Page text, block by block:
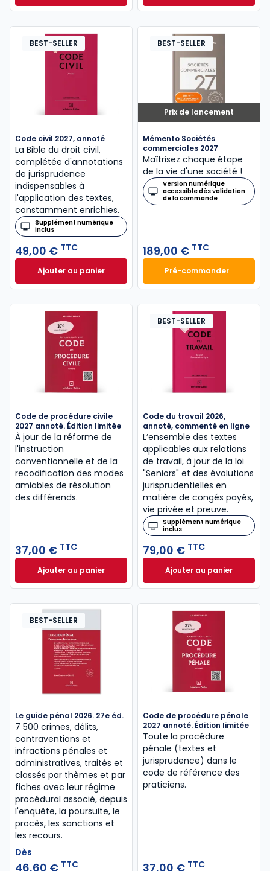
BEST-SELLER
Code civil 2027, annoté
La Bible du droit civil,
complétée d'annotations
de jurisprudence
indispensables à
l'application des textes,
constamment enrichies.
Supplément numérique
inclus
49,00 € TTC
Ajouter au panierCode civil 2027, annoté à 49,00 € TTC
Prix de lancement
BEST-SELLER
Mémento Sociétés
commerciales 2027
Maîtrisez chaque étape
de la vie d'une société !
Version numérique
accessible dès validation
de la commande
189,00 € TTC
Pré-commander
Mémento
Code de procédure civile
2027 annoté. Édition limitée
À jour de la réforme de
l'instruction
conventionnelle et de la
recodification des modes
amiables de résolution
des différends.
37,00 € TTC
Ajouter au panierCode de procédure civile 2027 annoté. Édition
BEST-SELLER
Code du travail 2026,
annoté, commenté en ligne
L’ensemble des textes
applicables aux relations
de travail, à jour de la loi
"Seniors" et des évolutions
jurisprudentielles en
matière de congés payés,
vie privée et preuve.
Supplément numérique
inclus
79,00 € TTC
Ajouter au panier
Code du travail
BEST-SELLER
Le guide pénal 2026. 27e éd.
7 500 crimes, délits,
contraventions et
infractions pénales et
administratives, traités et
classés par thèmes et par
fiches avec leur régime
procédural associé, depuis
l'enquête, la poursuite, le
procès, les sanctions et
les recours.
Dès
46,60 € TTC
Code de procédure pénale
2027 annoté. Édition limitée
Toute la procédure
pénale (textes et
jurisprudence) dans le
code de référence des
praticiens.
37,00 € TTC